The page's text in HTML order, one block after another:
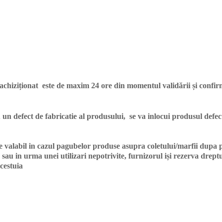
este de maxim 24 ore din momentul validării și
un defect de fabricatie al produsului, se va inlocui produsul
valabil in cazul pagubelor produse asupra coletului/marfii
in urma unei utilizari nepotrivite, furnizorul iși rezerva